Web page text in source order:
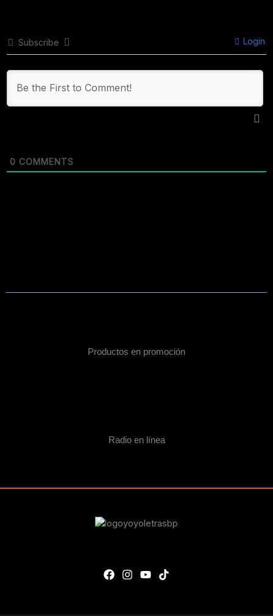
Subscribe Login
0 COMMENTS
Productos en promoción
Radio en línea